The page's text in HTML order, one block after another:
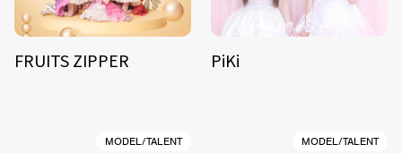
FRUITS ZIPPER PiKi
MODEL/TALENT MODEL/TALENT